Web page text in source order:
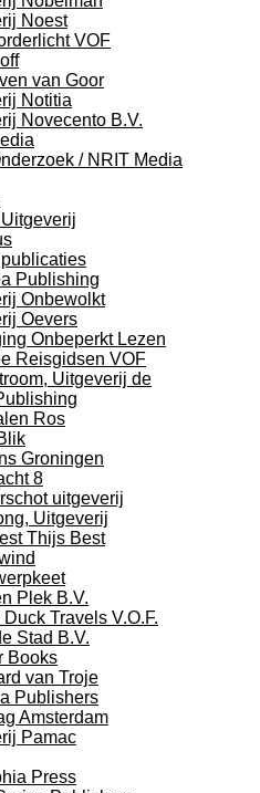
Noest
VOF
van Goor
Notitia
Novecento B.V.
/ NRIT Media
Publishing
Onbewolkt
Oevers
Onbeperkt Lezen
Reisgidsen VOF
Uitgeverij de
Ros
Groningen
8
uitgeverij
Uitgeverij
Thijs Best
Plek B.V.
Travels V.O.F.
Stad B.V.
Books
van Troje
Publishers
Amsterdam
Pamac
Press